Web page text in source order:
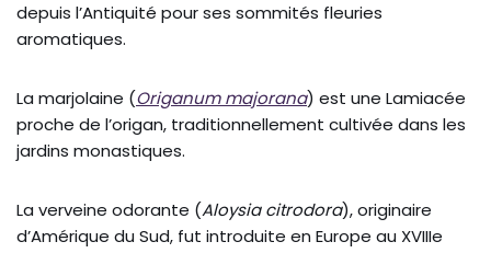
depuis l’Antiquité pour ses sommités fleuries
aromatiques.
La marjolaine (Origanum majorana) est une Lamiacée
proche de l’origan, traditionnellement cultivée dans les
jardins monastiques.
La verveine odorante (Aloysia citrodora), originaire
d’Amérique du Sud, fut introduite en Europe au XVIIIe